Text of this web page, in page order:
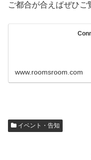
ご都合が合えばぜひご
www.roomsroom.com
イベント・告知